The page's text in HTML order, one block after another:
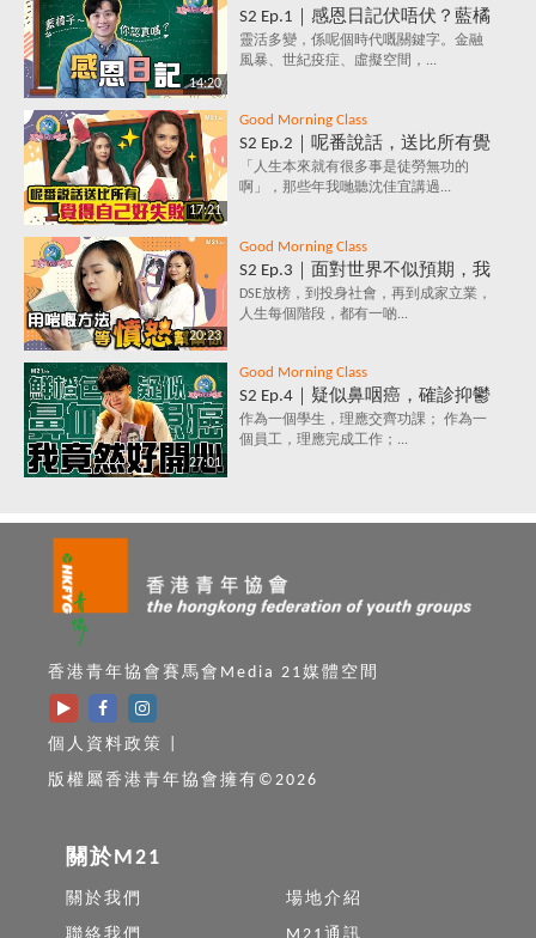
14:20
S2 Ep.1｜感恩日記伏唔伏？藍橘
子為你解構，究竟係乜嘢原理，
每天寫低3件感恩事件，就會影
靈活多變，係呢個時代嘅關鍵字。金融
風暴、世紀疫症、虛擬空間，...
17:21
Good Morning Class
S2 Ep.2｜呢番說話，送比所有覺
得自己好失敗嘅人｜放棄好唔
好？堅持值唔值？人生到底有咩
「人生本來就有很多事是徒勞無功的
啊」，那些年我哋聽沈佳宜講過...
20:23
Good Morning Class
S2 Ep.3｜面對世界不似預期，我
要保持憤怒？｜負面情緒背後鮮
為人知的含義，你知道嗎？
DSE放榜，到投身社會，再到成家立業，
人生每個階段，都有一啲...
27:01
Good Morning Class
S2 Ep.4｜疑似鼻咽癌，確診抑鬱
症，究竟點解會咁？唔洗睇醫
生，唔洗食藥，都可以打敗抑鬱
作為一個學生，理應交齊功課； 作為一
個員工，理應完成工作；...
香港青年協會賽馬會Media 21媒體空間
個人資料政策
版權屬香港青年協會擁有©2026
關於M21
關於我們
場地介紹